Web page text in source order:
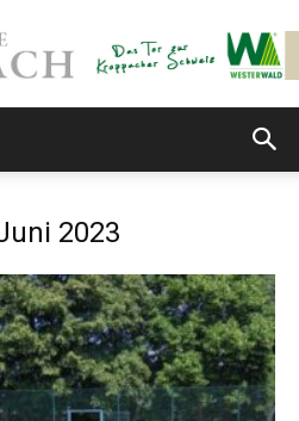
Kroppach
2023